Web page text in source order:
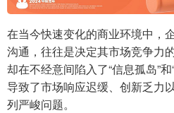
在当今快速变化的商业环境中，
沟通，往往是决定其市场竞争力
却在不经意间陷入了“信息孤岛”
导致了市场响应迟缓、创新乏力
列严峻问题。